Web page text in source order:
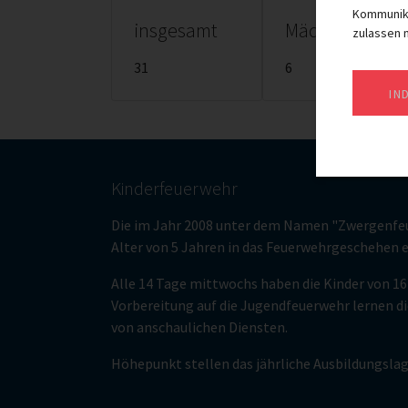
insgesamt
31
Mädchen
6
Kinderfeuerwehr
Die im Jahr 2008 unter dem Namen
Alter von 5 Jahren in das Feuerwehrgeschehen
Alle 14 Tage mittwochs haben die Kinder von
Vorbereitung auf die Jugendfeuerwehr lernen
von anschaulichen Diensten.
Höhepunkt stellen das jährliche
zulassen